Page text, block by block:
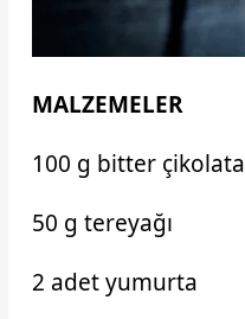
MALZEMELER
100 g bitter çikolata
50 g tereyağı
2 adet yumurta